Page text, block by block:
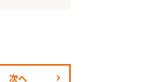
次へ